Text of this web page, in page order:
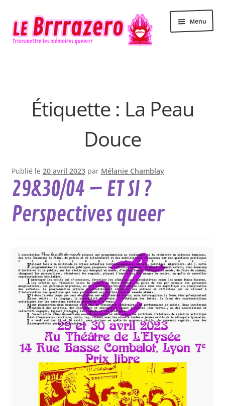
Aller
à
Aller
au
contenu
Menu
Actualité
Agenda
Contact
Le Brrrazero
Newsletter
Étiquette : La Peau
Douce
Publié le 20 avril 2023 par Mélanie Chamblay
29&30/04 – ET SI ?
Perspectives queer